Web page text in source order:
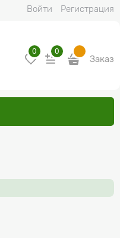
Войти Регистрация
0 0
Заказ